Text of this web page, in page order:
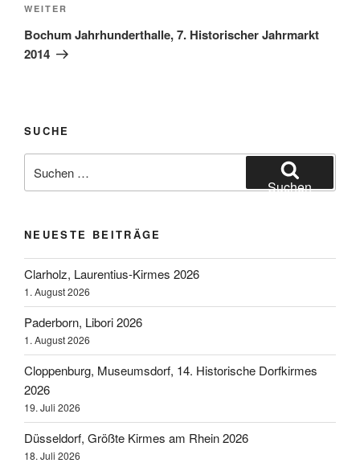
Nächster
Beitrag
WEITER
Bochum Jahrhunderthalle, 7. Historischer Jahrmarkt
2014
SUCHE
nach:
Suchen
NEUESTE BEITRÄGE
Clarholz, Laurentius-Kirmes 2026
1. August 2026
Paderborn, Libori 2026
1. August 2026
Cloppenburg, Museumsdorf, 14. Historische Dorfkirmes
2026
19. Juli 2026
Düsseldorf, Größte Kirmes am Rhein 2026
18. Juli 2026